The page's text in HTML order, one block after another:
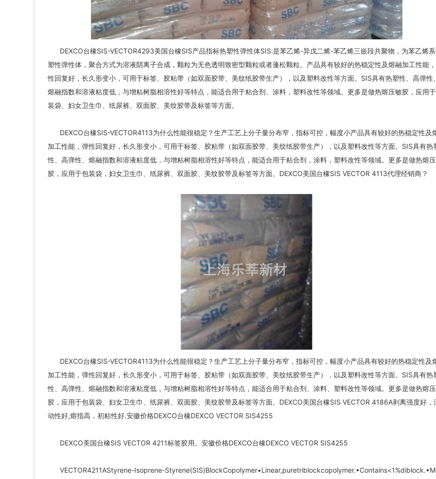
DEXCO台橡SIS-VECTOR4293美国台橡SIS产品指标热塑性弹性体SIS:是苯乙烯-异戊二烯-苯乙烯三嵌段共聚物，为苯乙烯
塑性弹性体，聚合方式为溶液阴离子合成，颗粒为无色透明致密型颗粒或者蓬松颗粒。产品具有较好的热稳定性及熔融加工性能
性回复好，长久形变小，可用于标签、胶粘带（如双面胶带、美纹纸胶带生产），以及塑料改性等方面。SIS具有热塑性、高弹性、
熔融指数和溶液粘度低，与增粘树脂相溶性好等特点，能适合用于粘合剂、涂料，塑料改性等领域。更多是做热熔压敏胶，应用
装袋、妇女卫生巾、纸尿裤、双面胶、美纹胶带及标签等方面。
DEXCO台橡SIS-VECTOR4113为什么性能很稳定？生产工艺上分子量分布窄，指标可控，幅度小产品具有较好的热稳定性及
加工性能，弹性回复好，长久形变小，可用于标签、胶粘带（如双面胶带、美纹纸胶带生产），以及塑料改性等方面。SIS具有热
性、高弹性、熔融指数和溶液粘度低，与增粘树脂相溶性好等特点，能适合用于粘合剂，涂料，塑料改性等领域。更多是做热熔
胶，应用于包装袋，妇女卫生巾、纸尿裤、双面胶、美纹胶带及标签等方面。DEXCO美国台橡SIS VECTOR 4113代理经销商？
DEXCO台橡SIS-VECTOR4113为什么性能很稳定？生产工艺上分子量分布窄，指标可控，幅度小产品具有较好的热稳定性及
加工性能，弹性回复好，长久形变小，可用于标签、胶粘带（如双面胶带、美纹纸胶带生产），以及塑料改性等方面。SIS具有热
性、高弹性、熔融指数和溶液粘度低，与增粘树脂相溶性好等特点，能适合用于粘合剂、涂料、塑料改性等领域。更多是做热熔
胶，应用于包装袋、妇女卫生巾、纸尿裤、双面胶、美纹胶带及标签等方面。DEXCO美国台橡SIS VECTOR 4186A剥离强度好，
动性好,熔指高，初粘性好.安徽价格DEXCO台橡DEXCO VECTOR SIS4255
DEXCO美国台橡SIS VECTOR 4211标签胶用。安徽价格DEXCO台橡DEXCO VECTOR SIS4255
VECTOR4211AStyrene-Isoprene-